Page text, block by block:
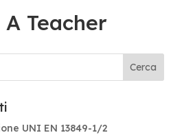
Teacher
UNI EN 13849-1/2